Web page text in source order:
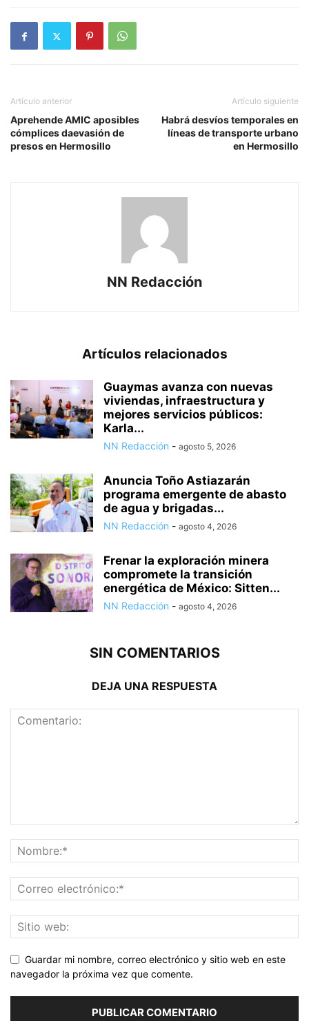
Artículo anterior
Aprehende AMIC aposibles
cómplices daevasión de
presos en Hermosillo
Artículo siguiente
Habrá desvíos temporales en
líneas de transporte urbano
en Hermosillo
NN Redacción
Artículos relacionados
Guaymas avanza con nuevas
viviendas, infraestructura y
mejores servicios públicos:
Karla...
NN Redacción - agosto 5, 2026
Anuncia Toño Astiazarán
programa emergente de abasto
de agua y brigadas...
NN Redacción - agosto 4, 2026
Frenar la exploración minera
compromete la transición
energética de México: Sitten...
NN Redacción - agosto 4, 2026
SIN COMENTARIOS
DEJA UNA RESPUESTA
Guardar mi nombre, correo electrónico y sitio web en este
navegador la próxima vez que comente.